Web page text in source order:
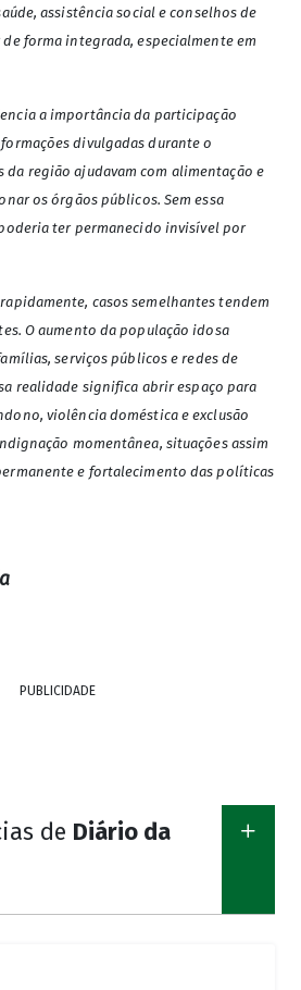
assistência social e conselhos de
forma integrada, especialmente em
a importância da participação
divulgadas durante o
região ajudavam com alimentação e
os órgãos públicos. Sem essa
ter permanecido invisível por
casos semelhantes tendem
O aumento da população idosa
serviços públicos e redes de
realidade significa abrir espaço para
violência doméstica e exclusão
momentânea, situações assim
e fortalecimento das políticas
PUBLICIDADE
de Diário da